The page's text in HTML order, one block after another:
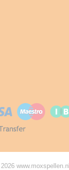
www.moxspellen.nl